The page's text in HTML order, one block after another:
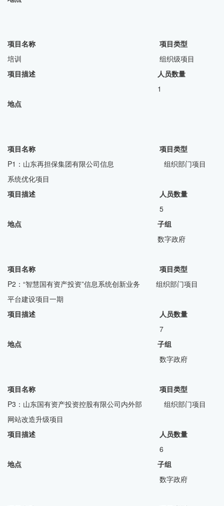
项目名称 项目类型
培训 组织级项目
项目描述 人员数量
1
地点
项目名称 项目类型
P1：山东再担保集团有限公司信息 组织部门项目
系统优化项目
项目描述 人员数量
5
地点 子组
数字政府
项目名称 项目类型
P2：“智慧国有资产投资”信息系统创新业务 组织部门项目
平台建设项目一期
项目描述 人员数量
7
地点 子组
数字政府
项目名称 项目类型
P3：山东国有资产投资控股有限公司内外部 组织部门项目
网站改造升级项目
项目描述 人员数量
6
地点 子组
数字政府